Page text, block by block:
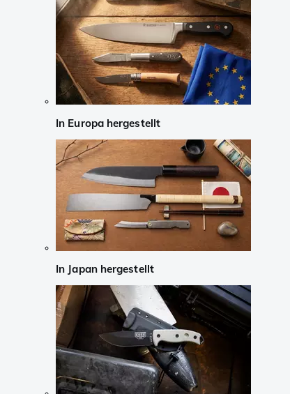
In Europa hergestellt
In Japan hergestellt